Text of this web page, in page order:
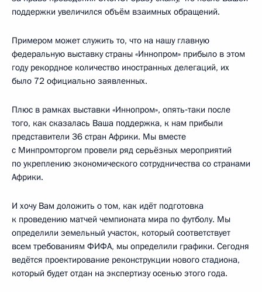
поддержки увеличился объём взаимных обращений.
Примером может служить то, что на нашу главную
федеральную выставку страны «Иннопром» прибыло в этом
году рекордное количество иностранных делегаций, их
было 72 официально заявленных.
Плюс в рамках выставки «Иннопром», опять‑таки после
того, как сказалась Ваша поддержка, к нам прибыли
представители 36 стран Африки. Мы вместе
с Минпромторгом провели ряд серьёзных мероприятий
по укреплению экономического сотрудничества со странами
Африки.
И хочу Вам доложить о том, как идёт подготовка
к проведению матчей чемпионата мира по футболу. Мы
определили земельный участок, который соответствует
всем требованиям ФИФА, мы определили графики. Сегодня
ведётся проектирование реконструкции нового стадиона,
который будет отдан на экспертизу осенью этого года.